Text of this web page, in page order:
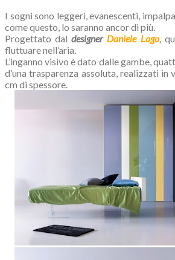
I sogni sono leggeri, evanescenti,
come questo, lo saranno ancor di più.
Progettato daldesigner Daniele Lago,
fluttuare nell’aria.
L’inganno visivo è dato dalle gambe,
d’una trasparenza assoluta, realizzati
cm di spessore.